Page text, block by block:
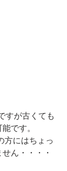
すが古くても
です。
方にはちょっ
ん・・・・